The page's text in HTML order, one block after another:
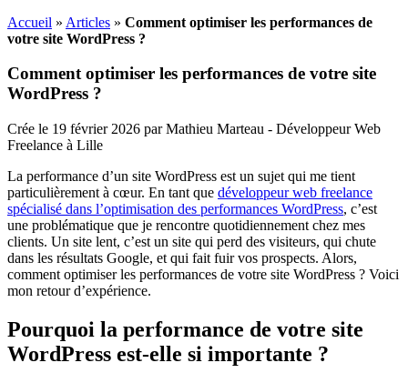
Accueil » Articles » Comment optimiser les performances de
votre site WordPress ?
Comment optimiser les performances de votre site
WordPress ?
Crée le 19 février 2026 par Mathieu Marteau - Développeur Web
Freelance à Lille
La performance d’un site WordPress est un sujet qui me tient
particulièrement à cœur. En tant que développeur web freelance
spécialisé dans l’optimisation des performances WordPress, c’est
une problématique que je rencontre quotidiennement chez mes
clients. Un site lent, c’est un site qui perd des visiteurs, qui chute
dans les résultats Google, et qui fait fuir vos prospects. Alors,
comment optimiser les performances de votre site WordPress ? Voici
mon retour d’expérience.
Pourquoi la performance de votre site
WordPress est-elle si importante ?